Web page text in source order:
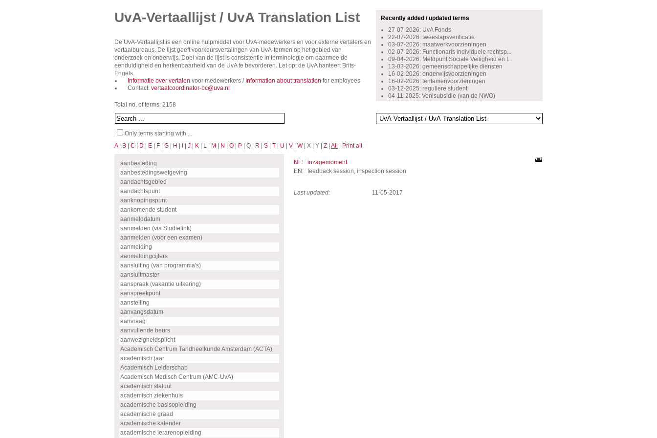
UvA-Vertaallijst / UvA Translation List
De UvA-Vertaallijst is een online hulpmiddel voor UvA-medewerkers en voor externe vertalers en
vertaalbureaus. De lijst geeft voorkeursvertalingen van UvA-termen op het gebied van
onderzoek en onderwijs. Doel van de lijst is consistentie in terminologie om daarmee de
eenduidigheid en herkenbaarheid van de UvA te bevorderen. Let op: de UvA hanteert Brits-
Engels.
Informatie over vertalen voor medewerkers / Information about translation for employees
Contact: vertaalcoordinator-bc@uva.nl
Recently added / updated terms
27-07-2026: UvA Fonds
22-07-2026: tweestapsverificatie
03-07-2026: maatwerkvoorzieningen
02-07-2026: Functionaris individuele rechtsp...
09-04-2026: Meldpunt Sociale Veiligheid en I...
13-03-2026: gemeenschappelijke diensten
16-02-2026: onderwijsvoorzieningen
16-02-2026: tentamenvoorzieningen
03-12-2025: reguliere student
04-11-2025: Venisubsidie (van de NWO)
30-10-2025: Huisartsenpraktijk UvA
14-10-2024: beoogde leerresultaten
13-05-2024: bovenwettelijk verlof
08-07-2022: stage
Total no. of terms: 2158
Only terms starting with ...
A| B C D E F G H J K L M N O P | Q | R S T U V W| X | Y | Z All Print all
aanbesteding
aanbestedingswetgeving
aandachtsgebied
aandachtspunt
aanknopingspunt
aankomende student
aanmelddatum
aanmelden (via Studielink)
aanmelden (voor een examen)
aanmelding
aanmeldingcijfers
aansluiting (van programma's)
aansluitmaster
aanspraak (vakantie uitkering)
aanspreekpunt
aanstelling
aanvangsdatum
aanvraag
aanvullende beurs
aanwezigheidsplicht
Academisch Centrum Tandheelkunde Amsterdam (ACTA)
academisch jaar
Academisch Leiderschap
Academisch Medisch Centrum (AMC-UvA)
academisch statuut
academisch ziekenhuis
academische basisopleiding
academische graad
academische kalender
academische lerarenopleiding
NL: inzagemoment
EN: feedback session, inspection session
Last updated: 11-05-2017